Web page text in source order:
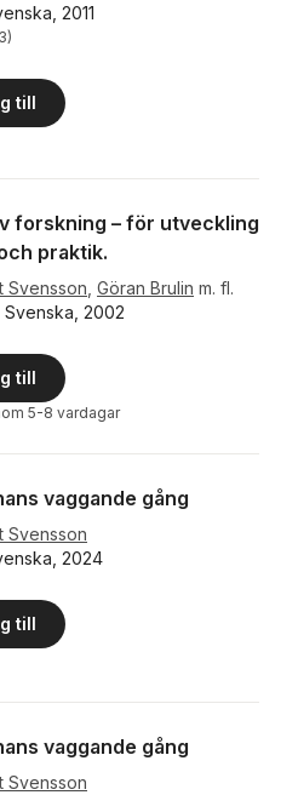
2011
Totalt antal röster:
3)
till
forskning – för utveckling
praktik.
Svensson Göran Brulin m. fl.
2002
till
5-8 vardagar
vaggande gång
Svensson
2024
till
vaggande gång
Svensson